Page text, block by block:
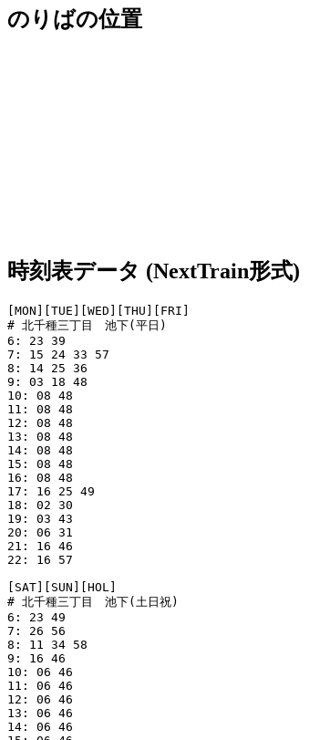
のりばの位置
時刻表データ (NextTrain形式)
[MON][TUE][WED][THU][FRI]
# 北千種三丁目　池下(平日)
6: 23 39
7: 15 24 33 57
8: 14 25 36
9: 03 18 48
10: 08 48
11: 08 48
12: 08 48
13: 08 48
14: 08 48
15: 08 48
16: 08 48
17: 16 25 49
18: 02 30
19: 03 43
20: 06 31
21: 16 46
22: 16 57
[SAT][SUN][HOL]
# 北千種三丁目　池下(土日祝)
6: 23 49
7: 26 56
8: 11 34 58
9: 16 46
10: 06 46
11: 06 46
12: 06 46
13: 06 46
14: 06 46